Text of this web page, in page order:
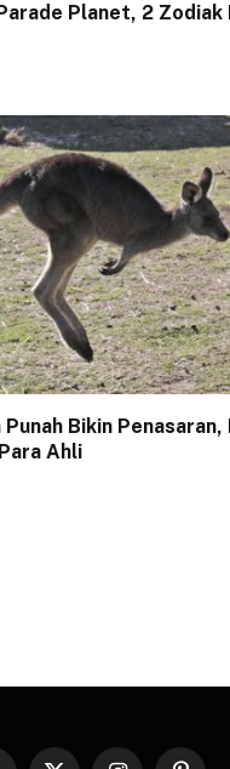
Planet, 2 Zodiak
Bikin Penasaran,
Ahli